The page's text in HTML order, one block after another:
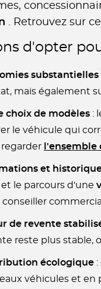
. Retrouvez sur
d'opter
substantielles
mais également
choix de modèles :
le véhicule qui
regarder
l'ensemble
et
et le parcours d'une
de revente
reste plus stable,
écologique
véhicules et en